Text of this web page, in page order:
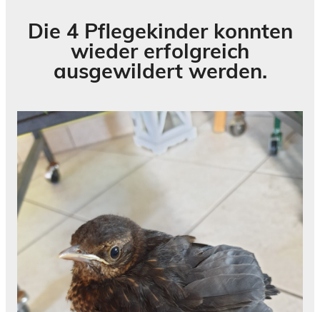
Die 4 Pflegekinder konnten
wieder erfolgreich
ausgewildert werden.